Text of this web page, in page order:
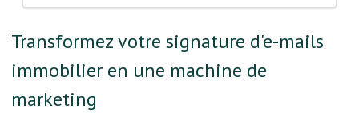
Transformez votre signature d'e-mails
immobilier en une machine de
marketing